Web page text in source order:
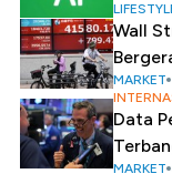
Wall
MARKET
Data
MARKET